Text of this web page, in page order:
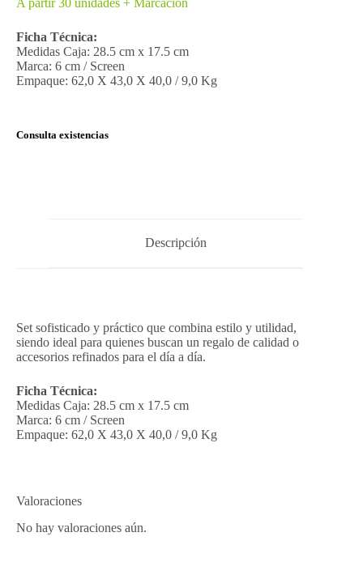
Ficha Técnica:
Medidas Caja: 28.5 cm x 17.5 cm
Marca: 6 cm / Screen
Empaque: 62,0 X 43,0 X 40,0 / 9,0 Kg
Consulta existencias
Descripción
Set sofisticado y práctico que combina estilo y utilidad,
siendo ideal para quienes buscan un regalo de calidad o
accesorios refinados para el día a día.
Ficha Técnica:
Medidas Caja: 28.5 cm x 17.5 cm
Marca: 6 cm / Screen
Empaque: 62,0 X 43,0 X 40,0 / 9,0 Kg
Valoraciones
No hay valoraciones aún.